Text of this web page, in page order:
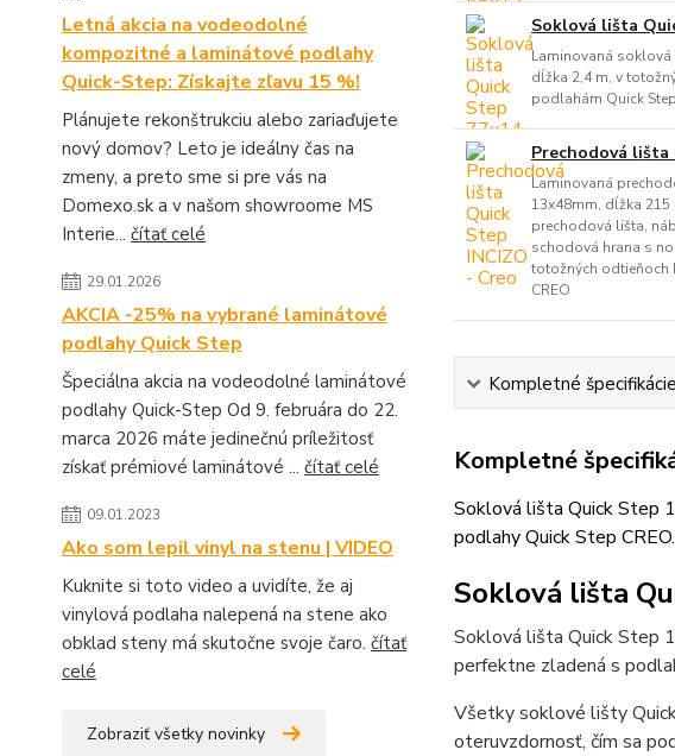
Letná akcia na vodeodolné
kompozitné a laminátové podlahy
Quick-Step: Získajte zľavu 15 %!
Plánujete rekonštrukciu alebo zariaďujete
nový domov? Leto je ideálny čas na
zmeny, a preto sme si pre vás na
Domexo.sk a v našom showroome MS
Interie... čítať celé
29.01.2026
AKCIA -25% na vybrané laminátové
podlahy Quick Step
Špeciálna akcia na vodeodolné laminátové
podlahy Quick-Step Od 9. februára do 22.
marca 2026 máte jedinečnú príležitosť
získať prémiové laminátové ... čítať celé
09.01.2023
Ako som lepil vinyl na stenu | VIDEO
Kuknite si toto video a uvidíte, že aj
vinylová podlaha nalepená na stene ako
obklad steny má skutočne svoje čaro. čítať
celé
Zobraziť všetky novinky
Soklová lišta
Laminovaná soklová
dĺžka 2,4 m, v
podlahám Quick
Prechodová lišta
Laminovaná
13x48mm, dĺžka
prechodová lišta,
schodová hrana s
totožných odtieňoch
CREO
Kompletné špecifikácie
Kompletné
Soklová lišta Quick Step
podlahy Quick Step CREO.
Soklová lišta
Soklová lišta Quick Step
perfektne zladená s
Všetky soklové lišty
oteruvzdornosť, čím sa